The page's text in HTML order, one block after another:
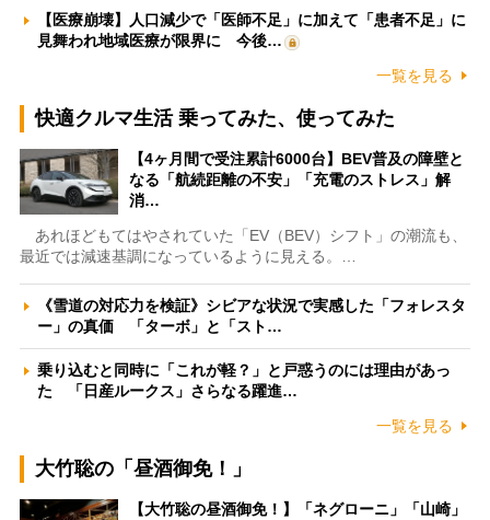
【医療崩壊】人口減少で「医師不足」に加えて「患者不足」に
見舞われ地域医療が限界に 今後…
一覧を見る
快適クルマ生活 乗ってみた、使ってみた
【4ヶ月間で受注累計6000台】BEV普及の障壁と
なる「航続距離の不安」「充電のストレス」解
消…
あれほどもてはやされていた「EV（BEV）シフト」の潮流も、
最近では減速基調になっているように見える。…
《雪道の対応力を検証》シビアな状況で実感した「フォレスタ
ー」の真価 「ターボ」と「スト…
乗り込むと同時に「これが軽？」と戸惑うのには理由があっ
た 「日産ルークス」さらなる躍進…
一覧を見る
大竹聡の「昼酒御免！」
【大竹聡の昼酒御免！】「ネグローニ」「山崎」